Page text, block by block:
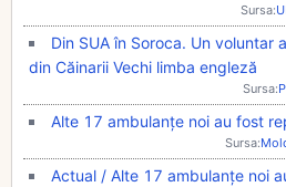
Sursa:
Din SUA în Soroca. Un
din Căinarii Vechi limba engleză
Sursa:
Alte 17 ambulanțe noi au fost
Sursa:
Actual / Alte 17 ambulanțe noi